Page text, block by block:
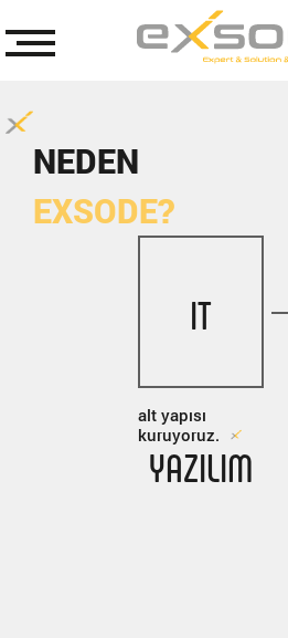
NEDEN
EXSODE?
IT
YAZILIM
alt yapısı
kuruyoruz.